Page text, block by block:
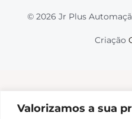
Não
© 2026 Jr Plus
Criação